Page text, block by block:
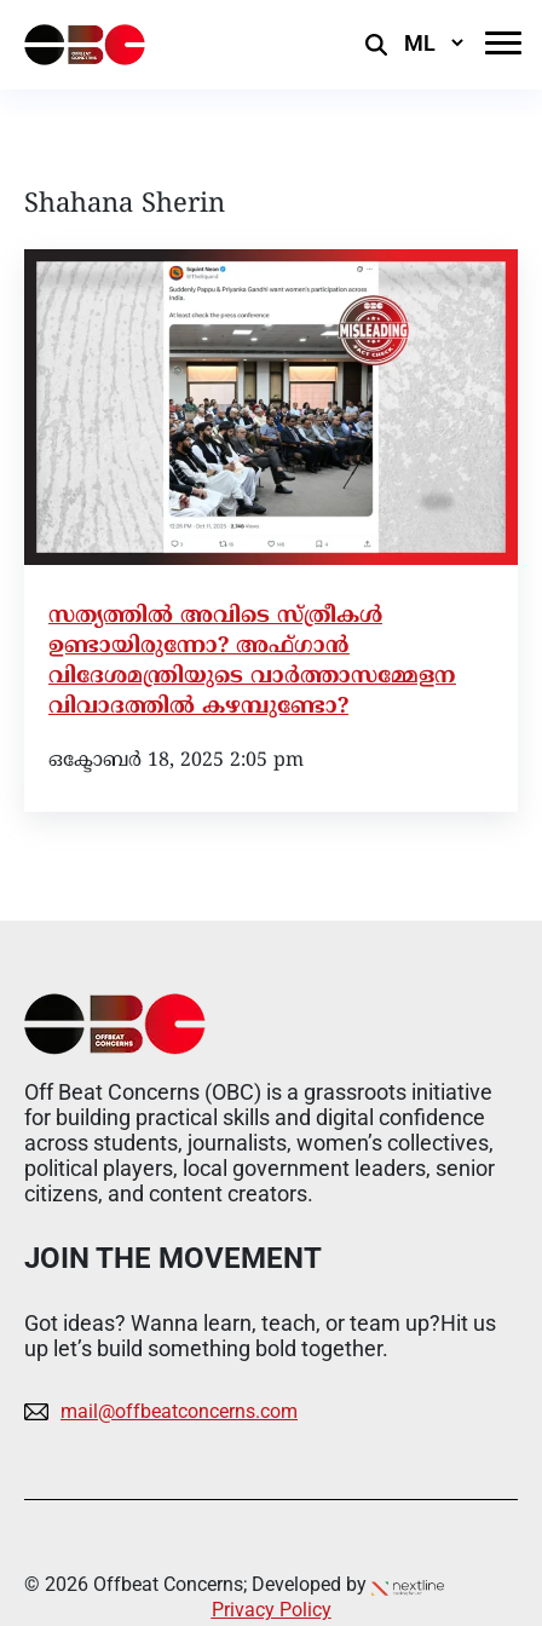
Select
Shahana Sherin
സത്യത്തില്‍ അവിടെ സ്ത്രീകള്‍
ഉണ്ടായിരുന്നോ? അഫ്ഗാന്‍
വിദേശമന്ത്രിയുടെ വാര്‍ത്താസമ്മേളന
വിവാദത്തില്‍ കഴമ്പുണ്ടോ?
ഒക്ടോബർ 18, 2025 2:05 pm
Off Beat Concerns (OBC) is a grassroots initiative
for building practical skills and digital confidence
across students, journalists, women’s collectives,
political players, local government leaders, senior
citizens, and content creators.
JOIN THE MOVEMENT
Got ideas? Wanna learn, teach, or team up?Hit us
up let’s build something bold together.
mail@offbeatconcerns.com
© 2026 Offbeat Concerns; Developed by
Privacy Policy